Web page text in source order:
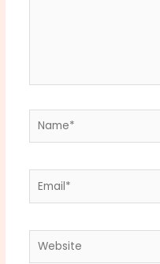
Name*
Email*
Website